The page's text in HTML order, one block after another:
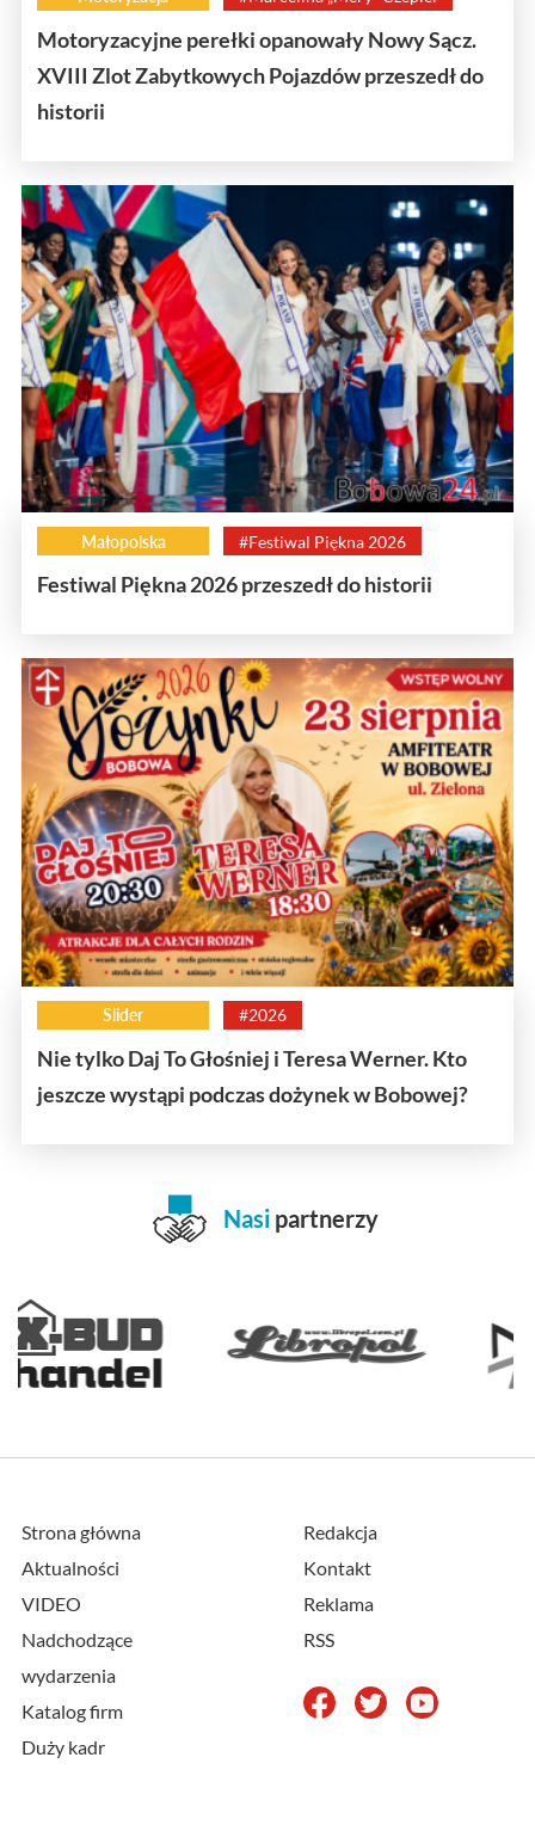
Motoryzacyjne perełki opanowały Nowy Sącz.
XVIII Zlot Zabytkowych Pojazdów przeszedł do
historii
Małopolska #Festiwal Piękna 2026
Festiwal Piękna 2026 przeszedł do historii
Slider #2026
Nie tylko Daj To Głośniej i Teresa Werner. Kto
jeszcze wystąpi podczas dożynek w Bobowej?
Nasi partnerzy
Strona główna
Aktualności
VIDEO
Nadchodzące
wydarzenia
Katalog firm
Duży kadr
Redakcja
Kontakt
Reklama
RSS